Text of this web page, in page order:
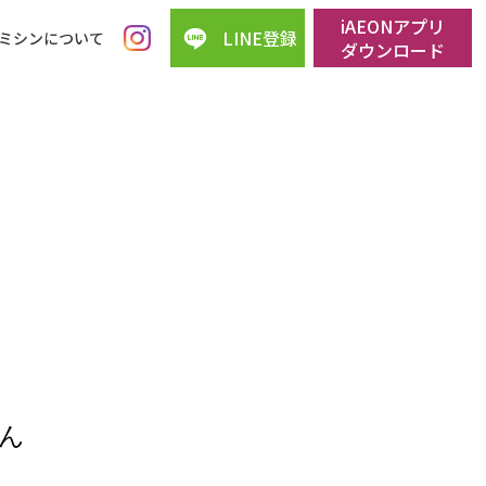
シンについて LINE登録
iAEONアプリ
ダウンロード